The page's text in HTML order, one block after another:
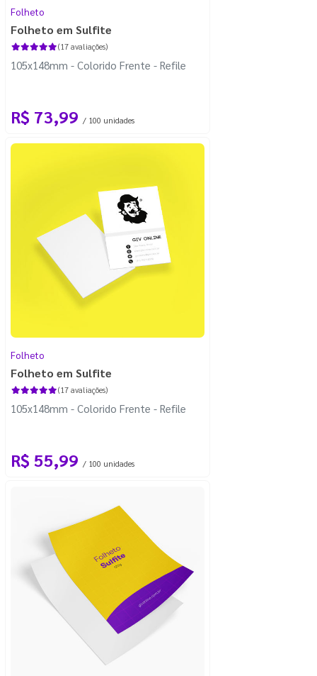
Folheto
Folheto em Sulfite
(17 avaliações)
105x148mm - Colorido Frente - Refile
R$ 73,99 / 100 unidades
Folheto
Folheto em Sulfite
(17 avaliações)
105x148mm - Colorido Frente - Refile
R$ 55,99 / 100 unidades